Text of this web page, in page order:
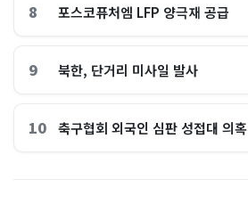
8 포스코퓨처엠 LFP 양극재 공급
9 북한, 단거리 미사일 발사
10 축구협회 외국인 심판 성접대 의혹